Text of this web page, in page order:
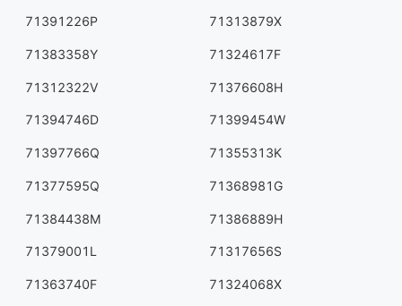
71391226P 71313879X
71383358Y 71324617F
71312322V 71376608H
71394746D 71399454W
71397766Q 71355313K
71377595Q 71368981G
71384438M 71386889H
71379001L 71317656S
71363740F 71324068X